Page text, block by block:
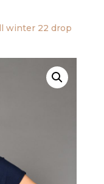
winter 22 drop